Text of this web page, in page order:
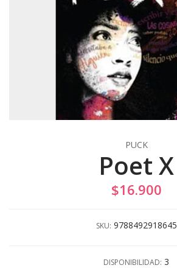
PUCK
Poet X
$16.900
SKU: 9788492918645
DISPONIBILIDAD: 3